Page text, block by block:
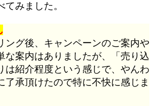
てみました。
ング後、キャンペーンのご案内や
な案内はありましたが、「売り込
は紹介程度という感じで、やんわ
了承頂けたので特に不快に感じま